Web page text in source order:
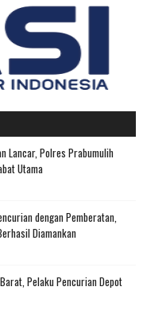
Lancar, Polres Prabumulih
Utama
dengan Pemberatan,
Diamankan
Pelaku Pencurian Depot